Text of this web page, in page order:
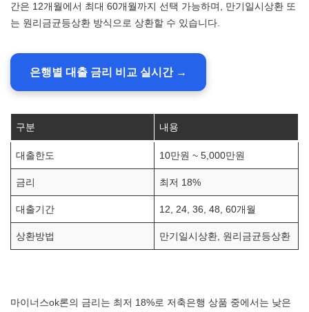
간은 12개월에서 최대 60개월까지 선택 가능하며, 만기일시상환 또
는 원리금균등상환 방식으로 상환할 수 있습니다.
은행별 대출 금리 비교 실시간 →
구분 내용
대출한도 10만원 ~ 5,000만원
금리 최저 18%
대출기간 12, 24, 36, 48, 60개월
상환방법 만기일시상환, 원리금균등상환
마이너스ok론의 금리는 최저 18%로 저축은행 상품 중에서는 낮은